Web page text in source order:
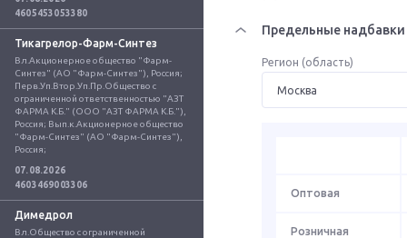
4605453053380
Тикагрелор-Фарм-Синтез
Вл.Акционерное общество "Фарм-
Синтез" (АО "Фарм-Синтез"), Россия;
Перв.Уп.Втор.Уп.Пр.Общество с
ограниченной ответственностью "АЗТ
ФАРМА К.Б." (ООО "АЗТ ФАРМА К.Б."),
Россия; Вып.к.Акционерное общество
"Фарм-Синтез" (АО "Фарм-Синтез"),
Россия;
07.08.2026
4603469003306
Димедрол
Вл.Общество с ограниченной
Предельные надбавки
Регион (область)
Оптовая
Розничная